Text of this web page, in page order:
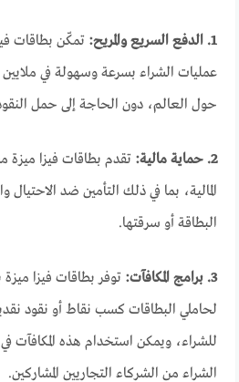
1. الدفع السريع والمريح:
تمكّن بطاقات
عمليات الشراء بسرعة وسهولة في ملايين
حول العالم، دون الحاجة إلى حمل
2. حماية مالية:
تقدم بطاقات فيزا ميزة
المالية، بما في ذلك التأمين ضد
البطاقة أو سرقتها.
3. برامج المكافآت:
توفر بطاقات فيزا
لحاملي البطاقات كسب نقاط أو نقود
للشراء، ويمكن استخدام هذه المكافآت
الشراء من الشركاء التجاريين المشاركين.